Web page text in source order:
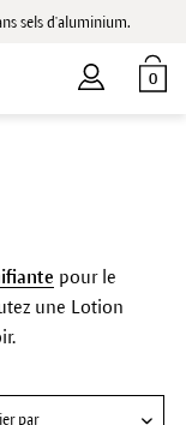
sels d'aluminium.
0
pour le
une Lotion